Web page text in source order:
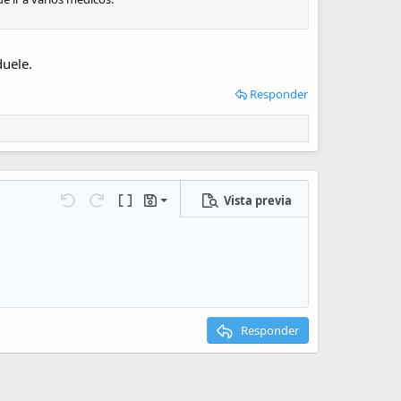
Responder
DeshacerRehacerCambiar a código BB
Borradores
Guardar borrador
Vista previa
Responder